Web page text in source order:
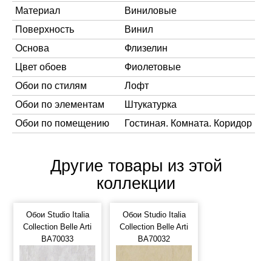
Материал
Виниловые
Поверхность
Винил
Основа
Флизелин
Цвет обоев
Фиолетовые
Обои по стилям
Лофт
Обои по элементам
Штукатурка
Обои по помещению
Гостиная. Комната. Коридор
Другие товары из этой
коллекции
Обои Studio Italia
Collection Belle Arti
BA70033
Обои Studio Italia
Collection Belle Arti
BA70032